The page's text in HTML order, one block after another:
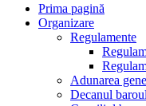
Prima pagină
Organizare
Regulamente
Adunarea
Decanul